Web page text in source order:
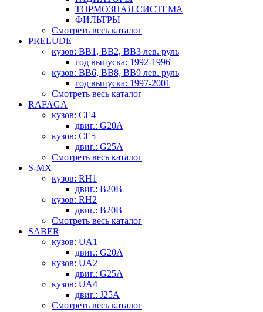
ТОРМОЗНАЯ СИСТЕМА
ФИЛЬТРЫ
Смотреть весь каталог
PRELUDE
кузов: BB1, BB2, BB3 лев. руль
год выпуска: 1992-1996
кузов: BB6, BB8, BB9 лев. руль
год выпуска: 1997-2001
Смотреть весь каталог
RAFAGA
кузов: CE4
двиг.: G20A
кузов: CE5
двиг.: G25A
Смотреть весь каталог
S-MX
кузов: RH1
двиг.: B20B
кузов: RH2
двиг.: B20B
Смотреть весь каталог
SABER
кузов: UA1
двиг.: G20A
кузов: UA2
двиг.: G25A
кузов: UA4
двиг.: J25A
Смотреть весь каталог